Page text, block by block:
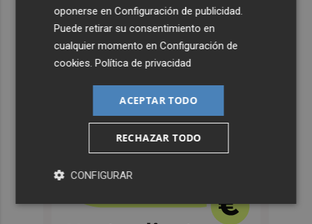
oponerse enConfiguración de publicidad.
Puede retirar su consentimiento en
cualquier momento enConfiguración de
cookies.Política de privacidad
ACEPTAR TODO
RECHAZAR TODO
CONFIGURAR